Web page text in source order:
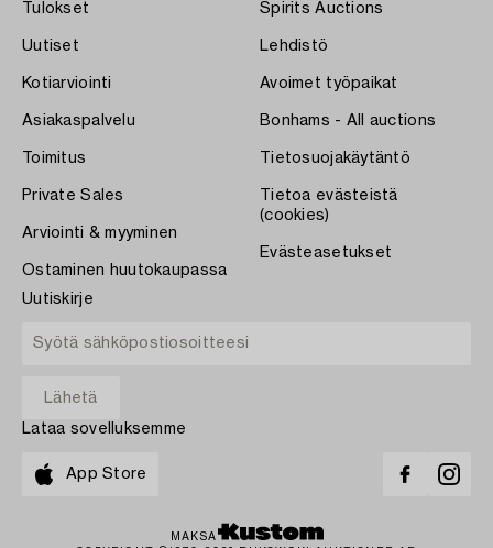
Tulokset
Uutiset
Kotiarviointi
Asiakaspalvelu
Toimitus
Private Sales
Arviointi & myyminen
Ostaminen huutokaupassa
Spirits Auctions
Lehdistö
Avoimet työpaikat
Bonhams - All auctions
Tietosuojakäytäntö
Tietoa evästeistä
(cookies)
Evästeasetukset
Uutiskirje
Lataa sovelluksemme
App Store
MAKSA